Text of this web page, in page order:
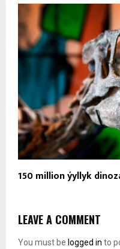
150 million ýyllyk
LEAVE A COMMENT
You must be logged in to